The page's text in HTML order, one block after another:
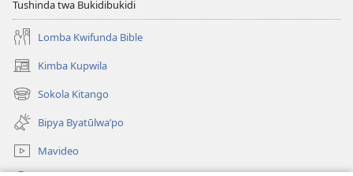
Tushinda twa Bukidibukidi
Lomba Kwifunda Bible
Kimba Kupwila
(opens
new
window)
Sokola Kitango
(opens
new
window)
Bipya Byatūlwa’po
Mavideo